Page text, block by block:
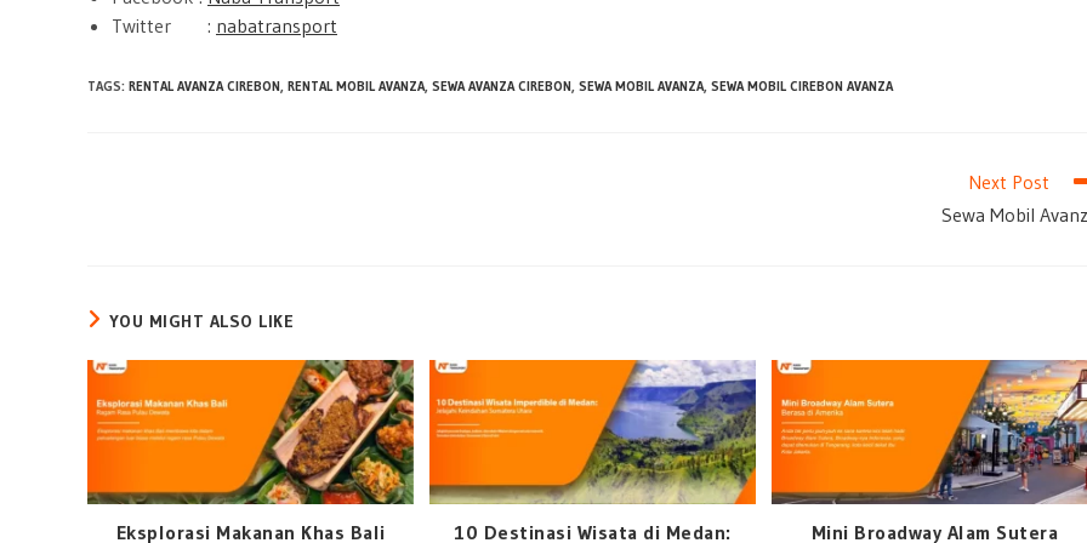
Twitter : nabatransport
TAGS: RENTAL AVANZA CIREBON RENTAL MOBIL AVANZA SEWA AVANZA CIREBON SEWA MOBIL AVANZA SEWA MOBIL CIREBON AVANZA
Next Post
Sewa Mobil
YOU MIGHT ALSO LIKE
Eksplorasi Makanan Khas Bali 10 Destinasi Wisata di Medan: Mini Broadway Alam Sutera